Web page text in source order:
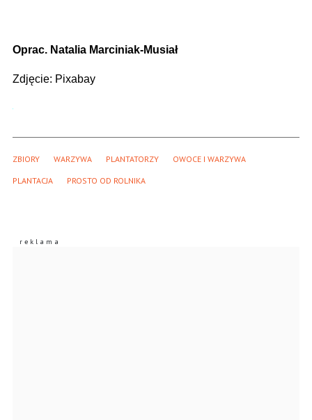
Oprac. Natalia Marciniak-Musiał
Zdjęcie: Pixabay
ZBIORY WARZYWA PLANTATORZY OWOCE I WARZYWA
PLANTACJA PROSTO OD ROLNIKA